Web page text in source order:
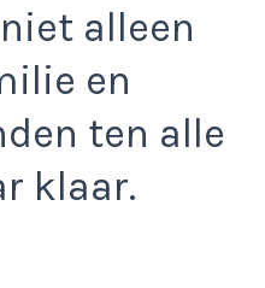
alleen
en
ten alle
klaar.